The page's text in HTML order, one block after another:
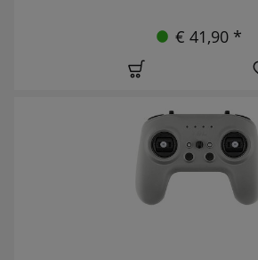
€ 41,90 *